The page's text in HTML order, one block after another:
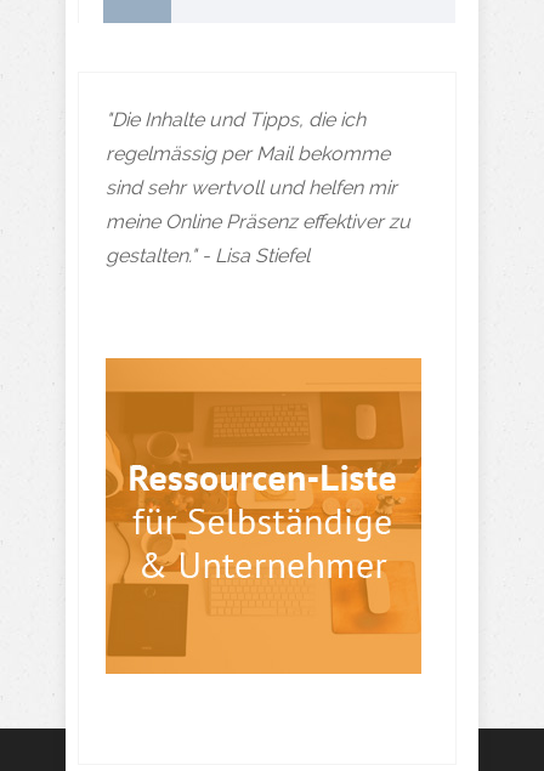
"Die Inhalte und Tipps, die ich
regelmässig per Mail bekomme
sind sehr wertvoll und helfen mir
meine Online Präsenz effektiver zu
gestalten." - Lisa Stiefel